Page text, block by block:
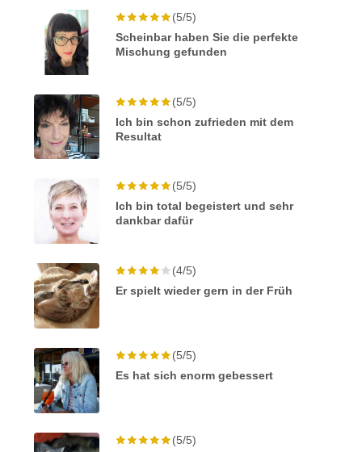
(5/5)
Scheinbar haben Sie die perfekte
Mischung gefunden
(5/5)
Ich bin schon zufrieden mit dem
Resultat
(5/5)
Ich bin total begeistert und sehr
dankbar dafür
(4/5)
Er spielt wieder gern in der Früh
(5/5)
Es hat sich enorm gebessert
(5/5)